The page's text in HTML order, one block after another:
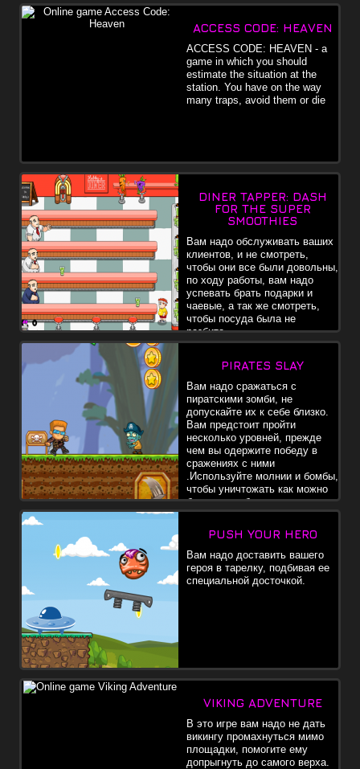
ACCESS CODE: HEAVEN
ACCESS CODE: HEAVEN - a
game in which you should
estimate the situation at the
station. You have on the way
many traps, avoid them or die
DINER TAPPER: DASH
FOR THE SUPER
SMOOTHIES
Вам надо обслуживать ваших
клиентов, и не смотреть,
чтобы они все были довольны,
по ходу работы, вам надо
успевать брать подарки и
чаевые, а так же смотреть,
чтобы посуда была не
разбита.
PIRATES SLAY
Вам надо сражаться с
пиратскими зомби, не
допускайте их к себе близко.
Вам предстоит пройти
несколько уровней, прежде
чем вы одержите победу в
сражениях с ними
.Используйте молнии и бомбы,
чтобы уничтожать как можно
больше зомби.
PUSH YOUR HERO
Вам надо доставить вашего
героя в тарелку, подбивая ее
специальной досточкой.
VIKING ADVENTURE
В это игре вам надо не дать
викингу промахнуться мимо
площадки, помогите ему
допрыгнуть до самого верха.